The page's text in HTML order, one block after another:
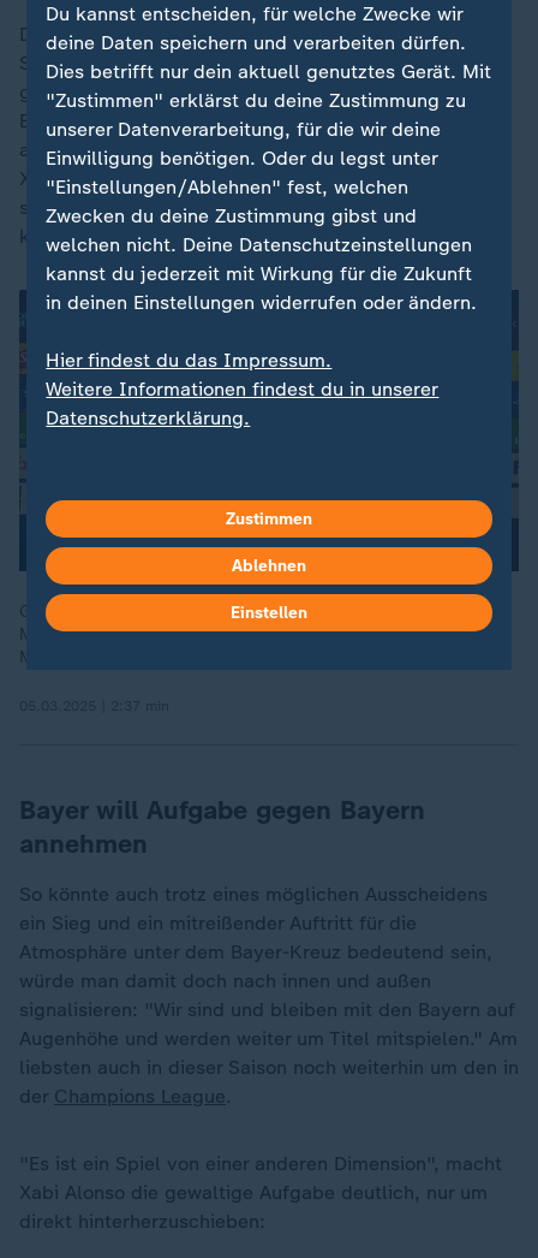
Dazu passt, dass auch kleinere atmosphärische
Störungen innerhalb des Teams offen zur Schau
gestellt werden. So als die Spieler Victor Boniface und
Emiliano Buendia beim Sieg gegen Frankfurt
aneinander gerieten und Mittelfeldstratege Granit
Xhaka nach der Hinspiel-Niederlage in München aus
seinem Frust auf individuelle Fehler seiner Mannschaft
keinen Hehl machte.
Granit Xhaka, Xabi Alonso (beide Bayer Leverkusen), Jamal
Musiala, Max Eberl und Joshua Kimmich (alle Bayern
München) im Interview.
Bayer will Aufgabe gegen Bayern
annehmen
So könnte auch trotz eines möglichen Ausscheidens
ein Sieg und ein mitreißender Auftritt für die
Atmosphäre unter dem Bayer-Kreuz bedeutend sein,
würde man damit doch nach innen und außen
signalisieren: "Wir sind und bleiben mit den Bayern auf
Augenhöhe und werden weiter um Titel mitspielen." Am
liebsten auch in dieser Saison noch weiterhin um den in
der Champions League.
"Es ist ein Spiel von einer anderen Dimension", macht
Xabi Alonso die gewaltige Aufgabe deutlich, nur um
direkt hinterherzuschieben:
Du kannst entscheiden, für welche Zwecke wir
deine Daten speichern und verarbeiten dürfen.
Dies betrifft nur dein aktuell genutztes Gerät. Mit
"Zustimmen" erklärst du deine Zustimmung zu
unserer Datenverarbeitung, für die wir deine
Einwilligung benötigen. Oder du legst unter
"Einstellungen/Ablehnen" fest, welchen
Zwecken du deine Zustimmung gibst und
welchen nicht. Deine Datenschutzeinstellungen
kannst du jederzeit mit Wirkung für die Zukunft
in deinen Einstellungen widerrufen oder ändern.
Hier findest du das Impressum.
Weitere Informationen findest du in unserer
Datenschutzerklärung.
Zustimmen
Ablehnen
Einstellen